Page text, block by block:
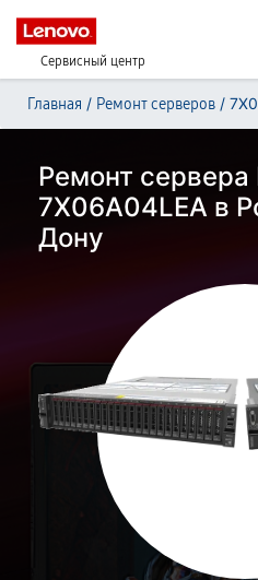
Сервисный центр
Главная / Ремонт серверов /
Ремонт сервера
7X06A04LEA в
Дону